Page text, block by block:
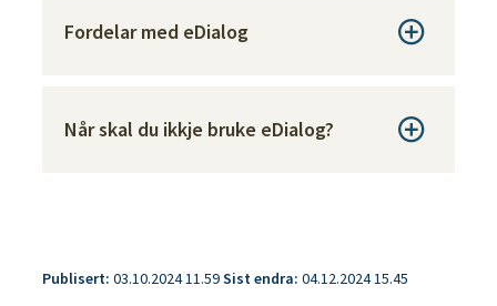
Fordelar med eDialog
Når skal du ikkje bruke eDialog?
Publisert 03.10.2024 11.59Sist endra 04.12.2024 15.45